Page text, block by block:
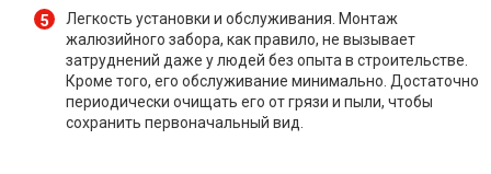
Легкость установки и обслуживания. Монтаж
жалюзийного забора, как правило, не вызывает
затруднений даже у людей без опыта в строительстве.
Кроме того, его обслуживание минимально. Достаточно
периодически очищать его от грязи и пыли, чтобы
сохранить первоначальный вид.